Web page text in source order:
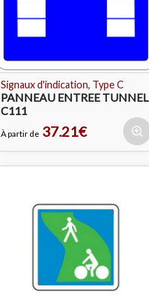
Signaux d'indication, Type C
PANNEAU ENTREE TUNNEL
C111
À partir de 37.21€